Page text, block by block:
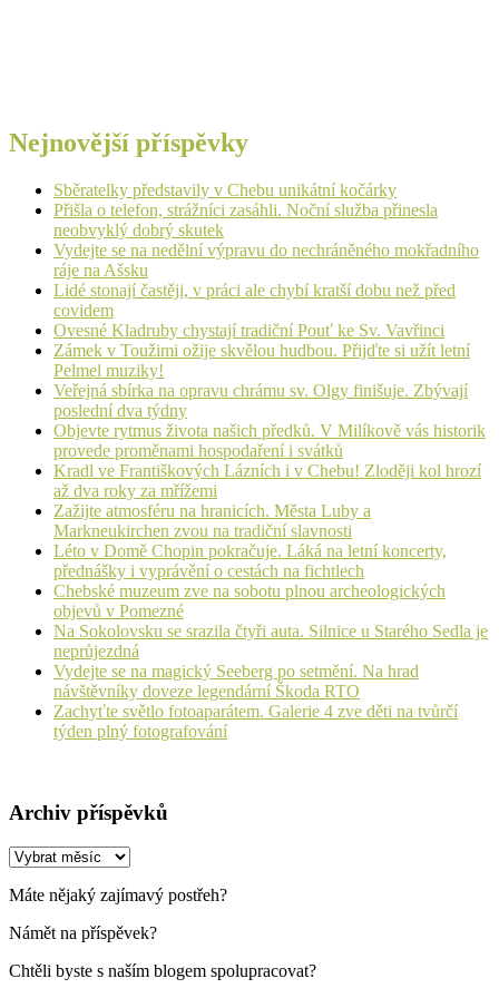
Nejnovější příspěvky
Sběratelky představily v Chebu unikátní kočárky
Přišla o telefon, strážníci zasáhli. Noční služba přinesla
neobvyklý dobrý skutek
Vydejte se na nedělní výpravu do nechráněného mokřadního
ráje na Ašsku
Lidé stonají častěji, v práci ale chybí kratší dobu než před
covidem
Ovesné Kladruby chystají tradiční Pouť ke Sv. Vavřinci
Zámek v Toužimi ožije skvělou hudbou. Přijďte si užít letní
Pelmel muziky!
Veřejná sbírka na opravu chrámu sv. Olgy finišuje. Zbývají
poslední dva týdny
Objevte rytmus života našich předků. V Milíkově vás historik
provede proměnami hospodaření i svátků
Kradl ve Františkových Lázních i v Chebu! Zloději kol hrozí
až dva roky za mřížemi
Zažijte atmosféru na hranicích. Města Luby a
Markneukirchen zvou na tradiční slavnosti
Léto v Domě Chopin pokračuje. Láká na letní koncerty,
přednášky i vyprávění o cestách na fichtlech
Chebské muzeum zve na sobotu plnou archeologických
objevů v Pomezné
Na Sokolovsku se srazila čtyři auta. Silnice u Starého Sedla je
neprůjezdná
Vydejte se na magický Seeberg po setmění. Na hrad
návštěvníky doveze legendární Škoda RTO
Zachyťte světlo fotoaparátem. Galerie 4 zve děti na tvůrčí
týden plný fotografování
Archiv příspěvků
Archiv
Máte nějaký zajímavý postřeh?
Námět na příspěvek?
Chtěli byste s naším blogem spolupracovat?